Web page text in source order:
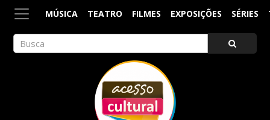
MÚSICA TEATRO FILMES EXPOSIÇÕES SÉRIES